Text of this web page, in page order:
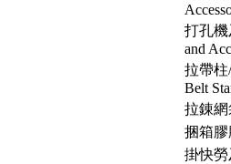
打孔機
and
拉帶柱
Belt
拉錬網
捆箱膠
掛快勞